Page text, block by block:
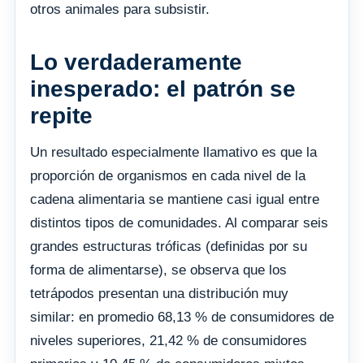
otros animales para subsistir.
Lo verdaderamente
inesperado: el patrón se
repite
Un resultado especialmente llamativo es que la
proporción de organismos en cada nivel de la
cadena alimentaria se mantiene casi igual entre
distintos tipos de comunidades. Al comparar seis
grandes estructuras tróficas (definidas por su
forma de alimentarse), se observa que los
tetrápodos presentan una distribución muy
similar: en promedio 68,13 % de consumidores de
niveles superiores, 21,42 % de consumidores